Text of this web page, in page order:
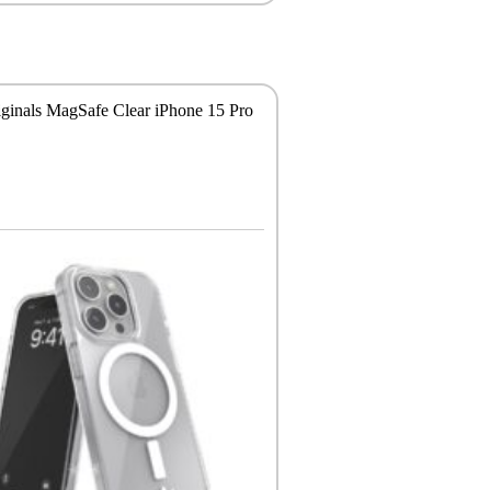
MagSafe Clear iPhone 15 Pro